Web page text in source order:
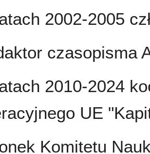
2002-2005
czasopisma
2010-2024
UE
Komitetu